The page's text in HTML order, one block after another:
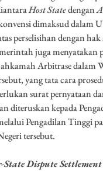
Host Statedengan
dimaksud dalam
perselisihan dengan hak
juga menyatakan
Arbitrase dalam
yang tata cara
surat pernyataan
diteruskan kepada
Pengadilan Tinggi
tersebut.
State Dispute Settlement